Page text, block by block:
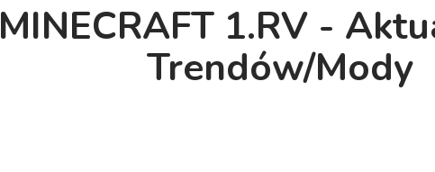
MINECRAFT 1.RV -
Trendów/Mody